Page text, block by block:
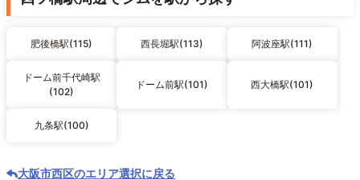
肥後橋駅(115) 西長堀駅(113) 阿波座駅(111)
ドーム前千代崎駅
(102)
ドーム前駅(101) 西大橋駅(101)
九条駅(100)
大阪市西区のエリア選択に戻る